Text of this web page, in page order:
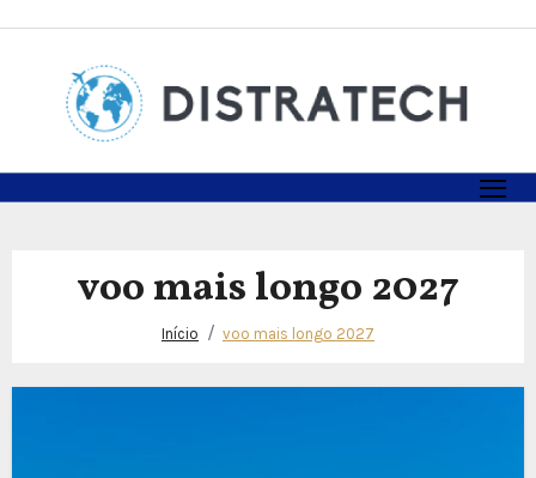
voo mais longo 2027
Início voo mais longo 2027